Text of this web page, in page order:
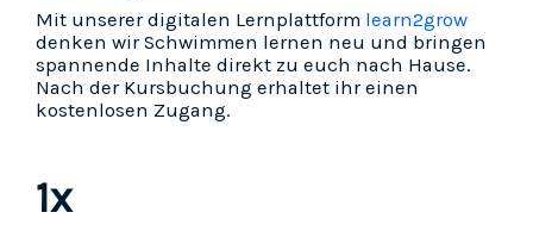
Mit unserer digitalen Lernplattform learn2grow
denken wir Schwimmen lernen neu und bringen
spannende Inhalte direkt zu euch nach Hause.
Nach der Kursbuchung erhaltet ihr einen
kostenlosen Zugang.
1x